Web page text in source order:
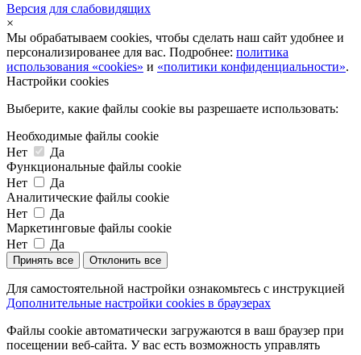
Версия для слабовидящих
×
Мы обрабатываем cookies, чтобы сделать наш сайт удобнее и
персонализированее для вас. Подробнее: политика
использования «cookies» и «политики конфиденциальности».
Настройки cookies
Выберите, какие файлы cookie вы разрешаете использовать:
Необходимые файлы cookie
Нет
Да
Функциональные файлы cookie
Нет
Да
Аналитические файлы cookie
Нет
Да
Маркетинговые файлы cookie
Нет
Да
Принять все Отклонить все
Для самостоятельной настройки ознакомьтесь с инструкцией
Дополнительные настройки cookies в браузерах
Файлы cookie автоматически загружаются в ваш браузер при
посещении веб-сайта. У вас есть возможность управлять